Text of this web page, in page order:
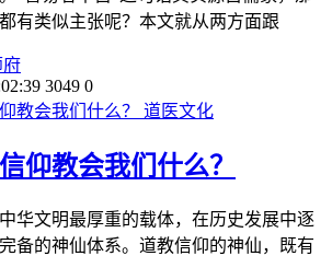
有类似主张呢？本文就从两方面跟
府
3049 0
道医文化
仰教会我们什么？
华文明最厚重的载体，在历史发展中逐
备的神仙体系。道教信仰的神仙，既有